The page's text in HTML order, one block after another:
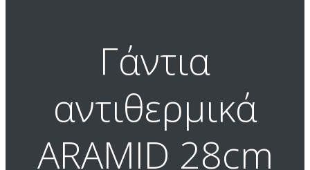
Γάντια
αντιθερμικά
ARAMID 28cm